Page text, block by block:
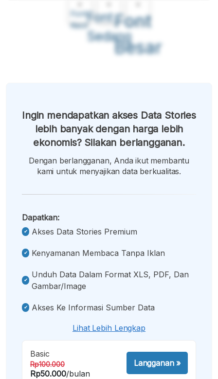
Font
Kecil
Font
Sedang
Font
Besar
Ingin mendapatkan akses Data Stories
lebih banyak dengan harga lebih
ekonomis? Silakan berlangganan.
Dengan berlangganan, Anda ikut membantu
kami untuk menyajikan data berkualitas.
Dapatkan:
Akses Data Stories Premium
Kenyamanan Membaca Tanpa Iklan
Unduh Data Dalam Format XLS, PDF, Dan
Gambar/image
Akses Ke Informasi Sumber Data
Lihat Lebih Lengkap
Basic
Rp100.000
Rp50.000/bulan
Langganan»